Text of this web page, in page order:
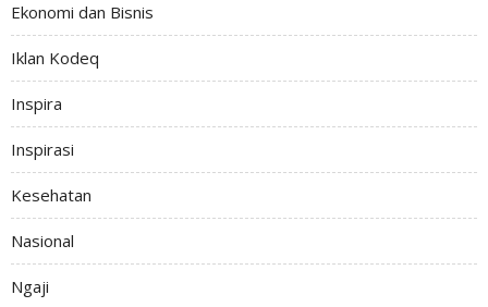
Ekonomi dan Bisnis
Iklan Kodeq
Inspira
Inspirasi
Kesehatan
Nasional
Ngaji